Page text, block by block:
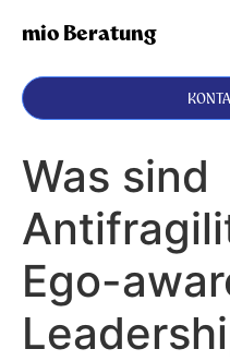
mio Beratung
Was sind
Ego-